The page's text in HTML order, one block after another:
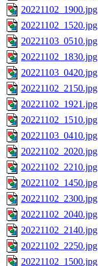
20221102_1900.jpg
20221102_1520.jpg
20221103_0510.jpg
20221102_1830.jpg
20221103_0420.jpg
20221102_2150.jpg
20221102_1921.jpg
20221102_1510.jpg
20221103_0410.jpg
20221102_2020.jpg
20221102_2210.jpg
20221102_1450.jpg
20221102_2300.jpg
20221102_2040.jpg
20221102_2140.jpg
20221102_2250.jpg
20221102_1500.jpg